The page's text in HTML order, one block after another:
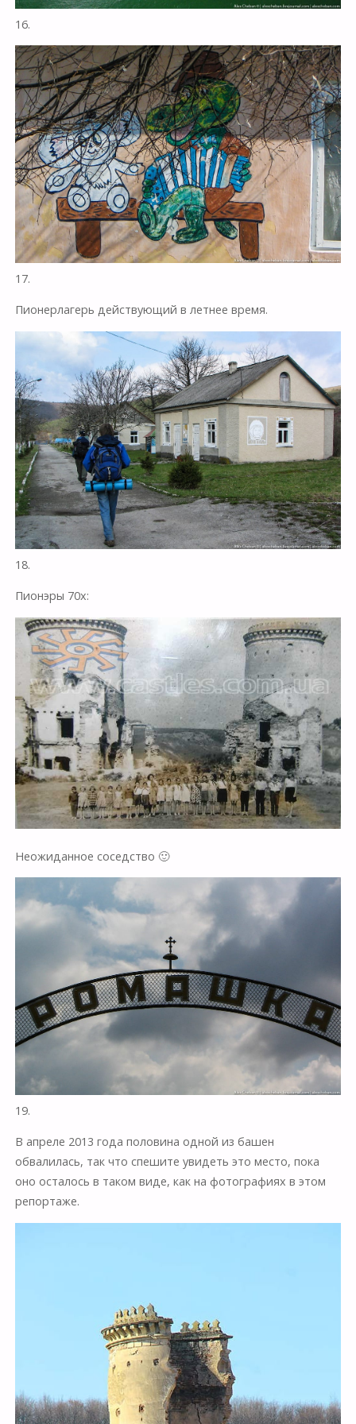
16.
17.
Пионерлагерь действующий в летнее время.
18.
Пионэры 70х:
Неожиданное соседство 🙂
19.
В апреле 2013 года половина одной из башен
обвалилась, так что спешите увидеть это место, пока
оно осталось в таком виде, как на фотографиях в этом
репортаже.